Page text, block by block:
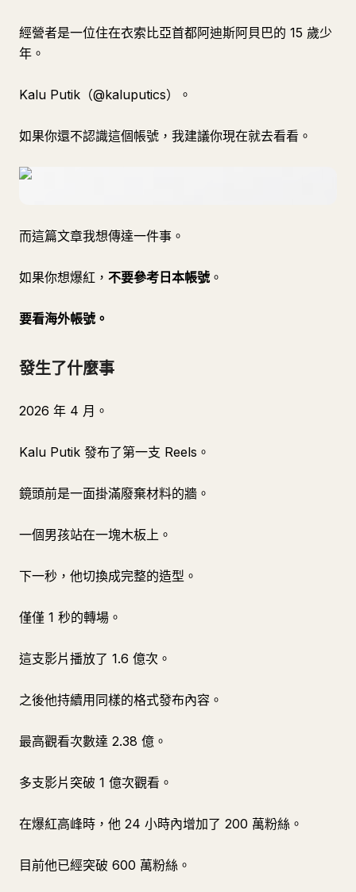
經營者是一位住在衣索比亞首都阿迪斯阿貝巴的 15 歲少
年。
Kalu Putik（@kaluputics）。
如果你還不認識這個帳號，我建議你現在就去看看。
而這篇文章我想傳達一件事。
如果你想爆紅， 不要參考日本帳號。
要看海外帳號。
發生了什麼事
2026 年 4 月。
Kalu Putik 發布了第一支 Reels。
鏡頭前是一面掛滿廢棄材料的牆。
一個男孩站在一塊木板上。
下一秒，他切換成完整的造型。
僅僅 1 秒的轉場。
這支影片播放了 1.6 億次。
之後他持續用同樣的格式發布內容。
最高觀看次數達 2.38 億。
多支影片突破 1 億次觀看。
在爆紅高峰時，他 24 小時內增加了 200 萬粉絲。
目前他已經突破 600 萬粉絲。